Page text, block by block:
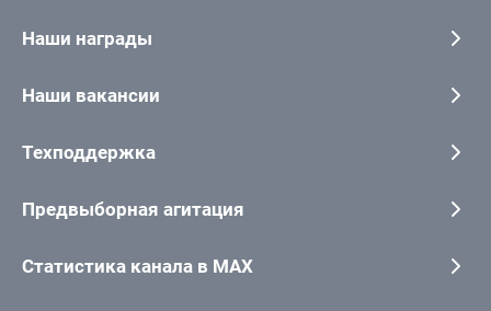
Наши награды
Наши вакансии
Техподдержка
Предвыборная агитация
Статистика канала в MAX